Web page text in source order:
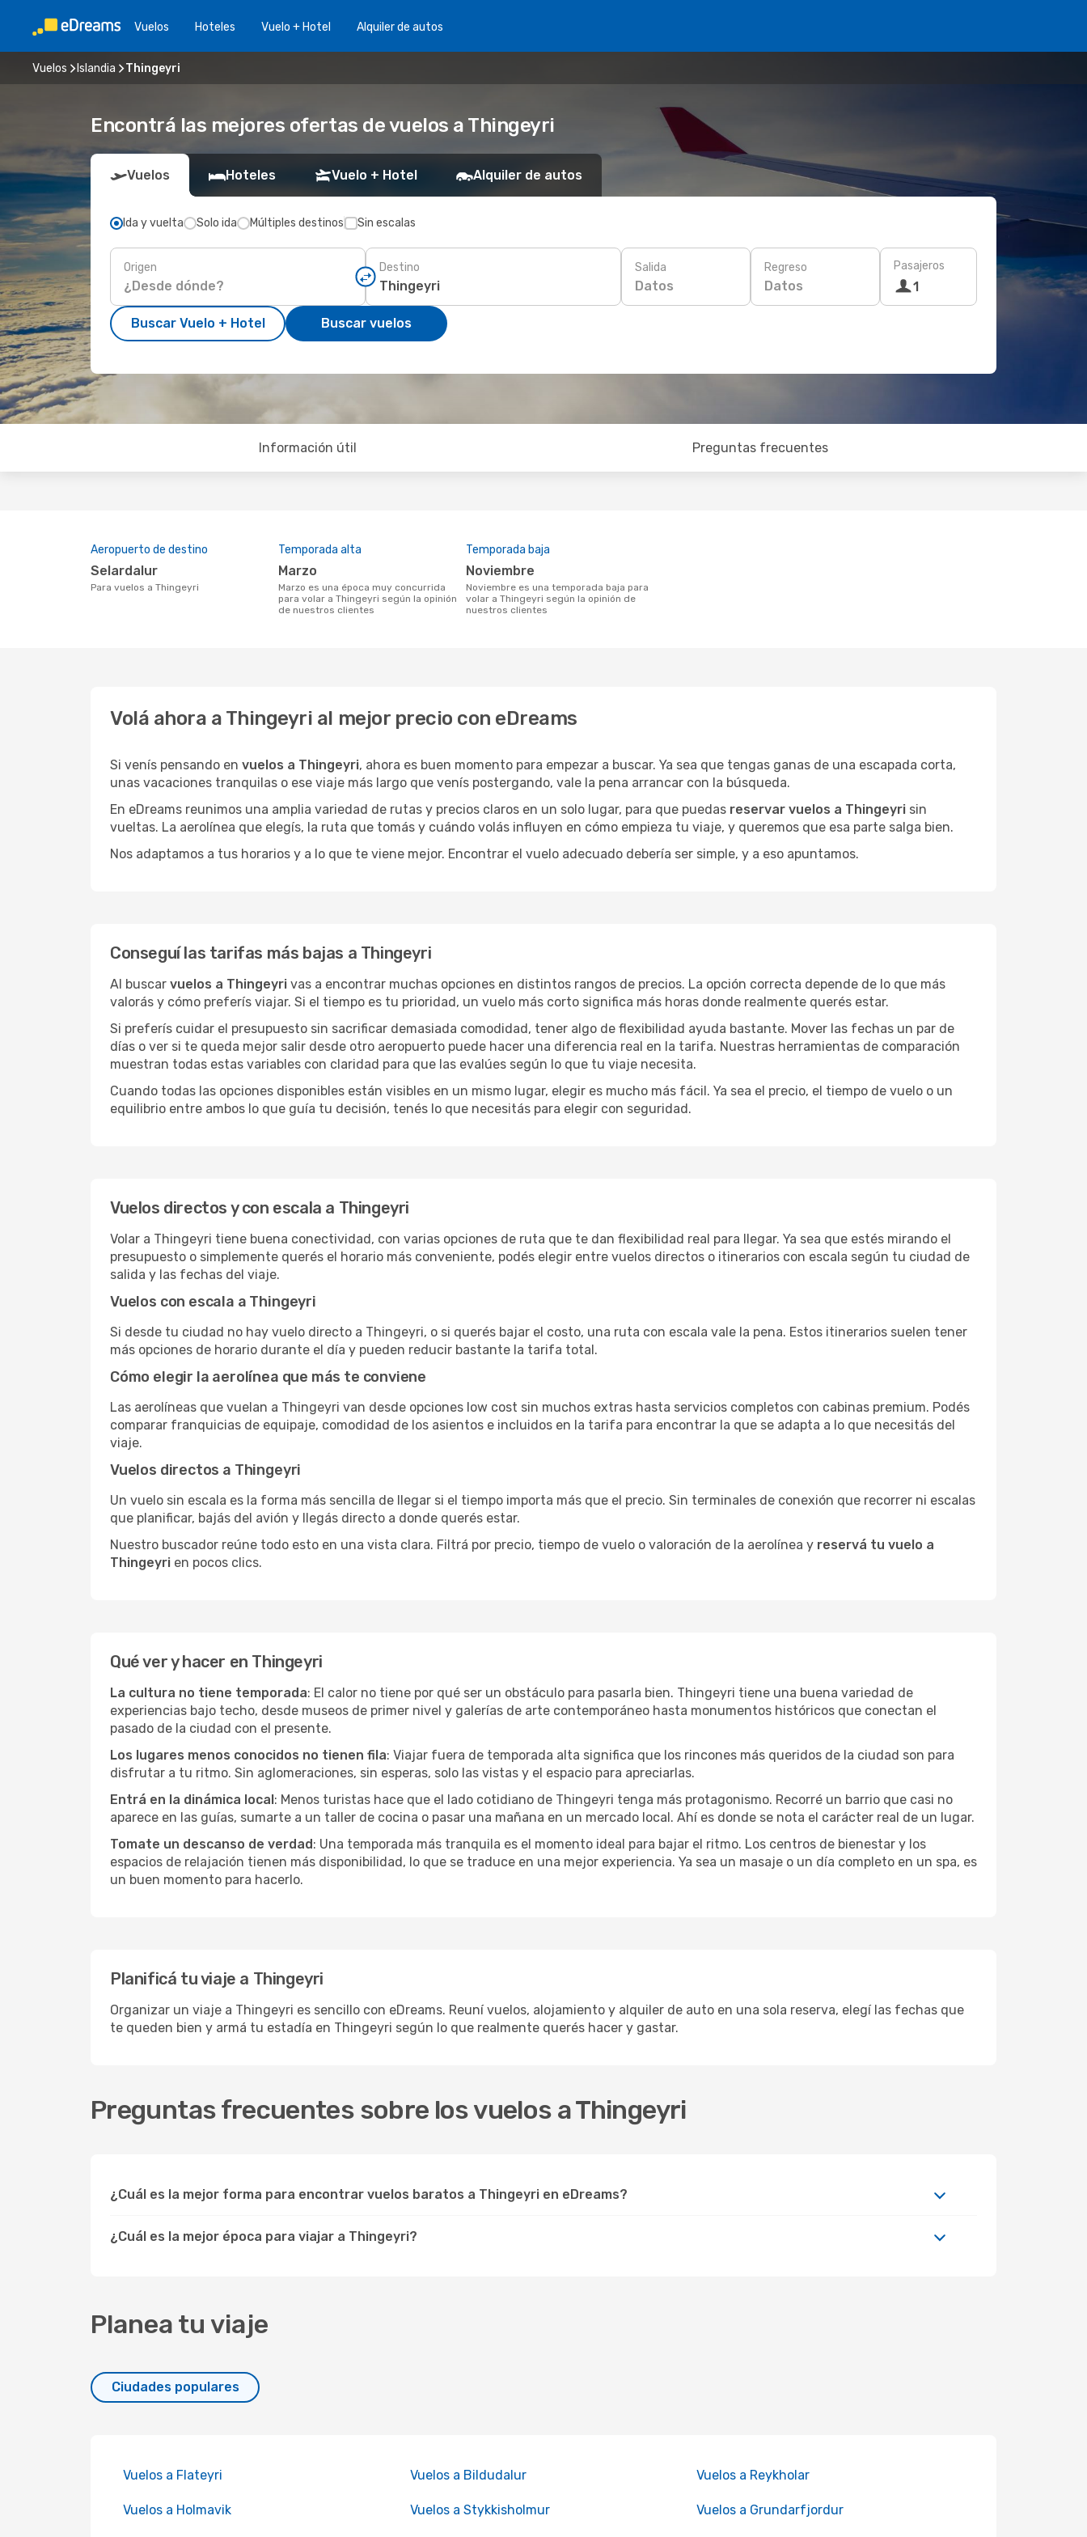
Vuelos Hoteles Vuelo + Hotel Alquiler de autos
Vuelos Islandia Thingeyri
Encontrá las mejores ofertas de vuelos a Thingeyri
Vuelos Hoteles Vuelo + Hotel Alquiler de autos
Ida y vuelta Solo ida Múltiples destinos Sin escalas
Origen Destino Salida
Datos
Regreso
Datos
Pasajeros
1
Buscar Vuelo + Hotel Buscar vuelos
Información útil Preguntas frecuentes
Aeropuerto de destino
Selardalur
Para vuelos a Thingeyri
Temporada alta
marzo
marzo es una época muy concurrida
para volar a Thingeyri según la opinión
de nuestros clientes
Temporada baja
noviembre
noviembre es una temporada baja para
volar a Thingeyri según la opinión de
nuestros clientes
Volá ahora a Thingeyri al mejor precio con eDreams
Si venís pensando en vuelos a Thingeyri, ahora es buen momento para empezar a buscar. Ya sea que tengas ganas de una escapada corta,
unas vacaciones tranquilas o ese viaje más largo que venís postergando, vale la pena arrancar con la búsqueda.
En eDreams reunimos una amplia variedad de rutas y precios claros en un solo lugar, para que puedas reservar vuelos a Thingeyri sin
vueltas. La aerolínea que elegís, la ruta que tomás y cuándo volás influyen en cómo empieza tu viaje, y queremos que esa parte salga bien.
Nos adaptamos a tus horarios y a lo que te viene mejor. Encontrar el vuelo adecuado debería ser simple, y a eso apuntamos.
Conseguí las tarifas más bajas a Thingeyri
Al buscar vuelos a Thingeyri vas a encontrar muchas opciones en distintos rangos de precios. La opción correcta depende de lo que más
valorás y cómo preferís viajar. Si el tiempo es tu prioridad, un vuelo más corto significa más horas donde realmente querés estar.
Si preferís cuidar el presupuesto sin sacrificar demasiada comodidad, tener algo de flexibilidad ayuda bastante. Mover las fechas un par de
días o ver si te queda mejor salir desde otro aeropuerto puede hacer una diferencia real en la tarifa. Nuestras herramientas de comparación
muestran todas estas variables con claridad para que las evalúes según lo que tu viaje necesita.
Cuando todas las opciones disponibles están visibles en un mismo lugar, elegir es mucho más fácil. Ya sea el precio, el tiempo de vuelo o un
equilibrio entre ambos lo que guía tu decisión, tenés lo que necesitás para elegir con seguridad.
Vuelos directos y con escala a Thingeyri
Volar a Thingeyri tiene buena conectividad, con varias opciones de ruta que te dan flexibilidad real para llegar. Ya sea que estés mirando el
presupuesto o simplemente querés el horario más conveniente, podés elegir entre vuelos directos o itinerarios con escala según tu ciudad de
salida y las fechas del viaje.
Vuelos con escala a Thingeyri
Si desde tu ciudad no hay vuelo directo a Thingeyri, o si querés bajar el costo, una ruta con escala vale la pena. Estos itinerarios suelen tener
más opciones de horario durante el día y pueden reducir bastante la tarifa total.
Cómo elegir la aerolínea que más te conviene
Las aerolíneas que vuelan a Thingeyri van desde opciones low cost sin muchos extras hasta servicios completos con cabinas premium. Podés
comparar franquicias de equipaje, comodidad de los asientos e incluidos en la tarifa para encontrar la que se adapta a lo que necesitás del
viaje.
Vuelos directos a Thingeyri
Un vuelo sin escala es la forma más sencilla de llegar si el tiempo importa más que el precio. Sin terminales de conexión que recorrer ni escalas
que planificar, bajás del avión y llegás directo a donde querés estar.
Nuestro buscador reúne todo esto en una vista clara. Filtrá por precio, tiempo de vuelo o valoración de la aerolínea y reservá tu vuelo a
Thingeyri en pocos clics.
Qué ver y hacer en Thingeyri
La cultura no tiene temporada: El calor no tiene por qué ser un obstáculo para pasarla bien. Thingeyri tiene una buena variedad de
experiencias bajo techo, desde museos de primer nivel y galerías de arte contemporáneo hasta monumentos históricos que conectan el
pasado de la ciudad con el presente.
Los lugares menos conocidos no tienen fila: Viajar fuera de temporada alta significa que los rincones más queridos de la ciudad son para
disfrutar a tu ritmo. Sin aglomeraciones, sin esperas, solo las vistas y el espacio para apreciarlas.
Entrá en la dinámica local: Menos turistas hace que el lado cotidiano de Thingeyri tenga más protagonismo. Recorré un barrio que casi no
aparece en las guías, sumarte a un taller de cocina o pasar una mañana en un mercado local. Ahí es donde se nota el carácter real de un lugar.
Tomate un descanso de verdad: Una temporada más tranquila es el momento ideal para bajar el ritmo. Los centros de bienestar y los
espacios de relajación tienen más disponibilidad, lo que se traduce en una mejor experiencia. Ya sea un masaje o un día completo en un spa, es
un buen momento para hacerlo.
Planificá tu viaje a Thingeyri
Organizar un viaje a Thingeyri es sencillo con eDreams. Reuní vuelos, alojamiento y alquiler de auto en una sola reserva, elegí las fechas que
te queden bien y armá tu estadía en Thingeyri según lo que realmente querés hacer y gastar.
Preguntas frecuentes sobre los vuelos a Thingeyri
¿Cuál es la mejor forma para encontrar vuelos baratos a Thingeyri en eDreams?
¿Cuál es la mejor época para viajar a Thingeyri?
Planea tu viaje
Ciudades populares
Vuelos a Flateyri Vuelos a Bildudalur Vuelos a Reykholar
Vuelos a Holmavik Vuelos a Stykkisholmur Vuelos a Grundarfjordur